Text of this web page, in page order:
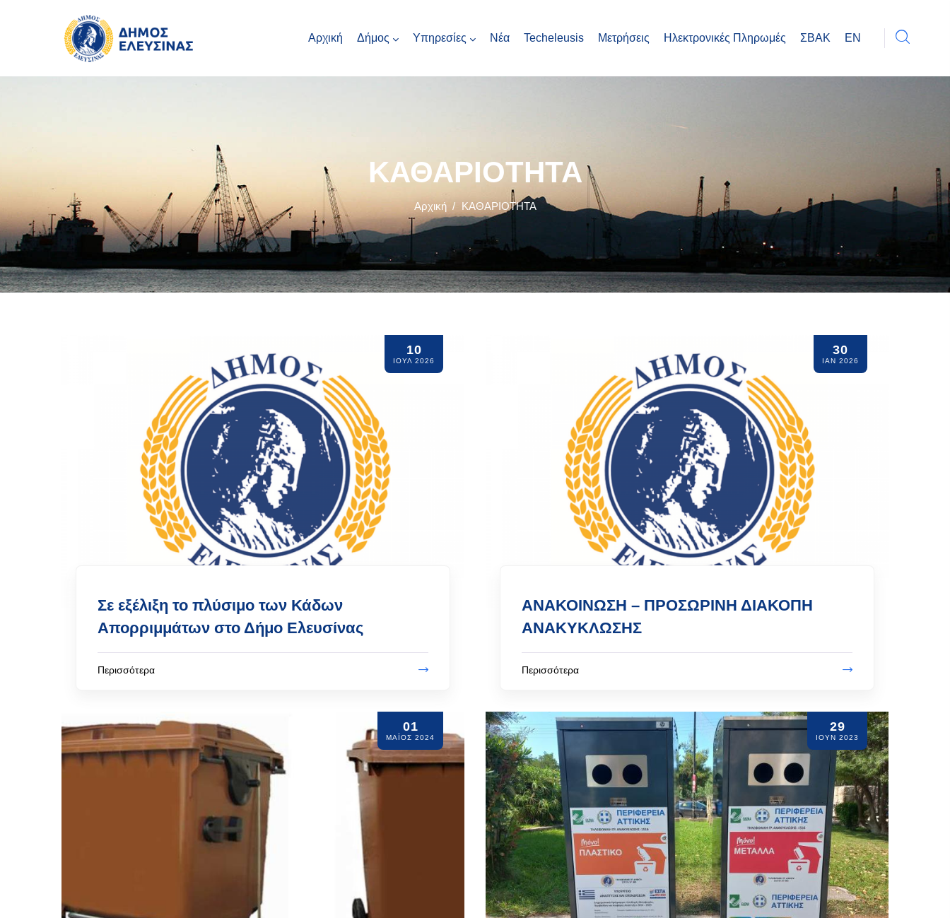
Αρχική Δήμος Υπηρεσίες Νέα Techeleusis Μετρήσεις Ηλεκτρονικές Πληρωμές ΣΒΑΚ EN
ΚΑΘΑΡΙΟΤΗΤΑ
Αρχική / ΚΑΘΑΡΙΟΤΗΤΑ
10
ΙΟΥΛ 2026
Σε εξέλιξη το πλύσιμο των Κάδων
Απορριμμάτων στο Δήμο Ελευσίνας
Περισσότερα
30
ΙΑΝ 2026
ΑΝΑΚΟΙΝΩΣΗ – ΠΡΟΣΩΡΙΝΗ ΔΙΑΚΟΠΗ
ΑΝΑΚΥΚΛΩΣΗΣ
Περισσότερα
01
ΜΆΙΟΣ 2024
29
ΙΟΥΝ 2023